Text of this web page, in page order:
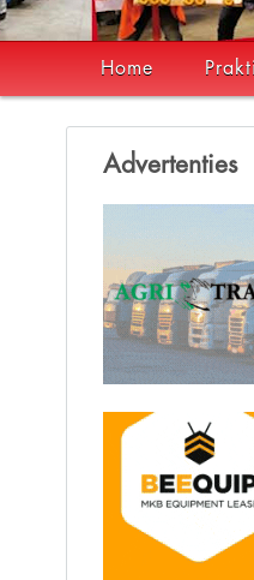
Home
Advertenties